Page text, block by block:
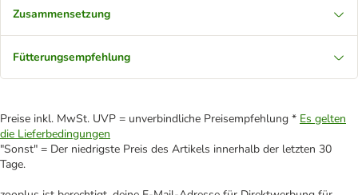
Zusammensetzung
Fütterungsempfehlung
Preise inkl. MwSt. UVP = unverbindliche Preisempfehlung * Es gelten
die Lieferbedingungen
"Sonst" = Der niedrigste Preis des Artikels innerhalb der letzten 30
Tage.